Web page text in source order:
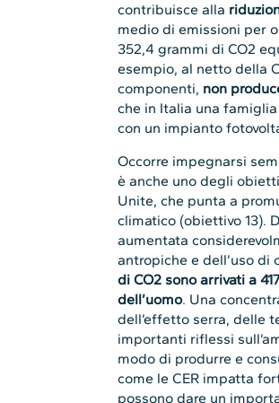
contribuisce alla
medio di emissioni per
352,4 grammi di CO2
esempio, al netto della
componenti, non
che in Italia una
con un impianto
Occorre impegnarsi
è anche uno degli
Unite, che punta a
climatico (obiettivo 13).
aumentata
antropiche e dell’uso
di CO2 sono arrivati a
dell’uomo. Una
dell’effetto serra, delle
importanti riflessi
modo di produrre e
come le CER impatta
possono dare un